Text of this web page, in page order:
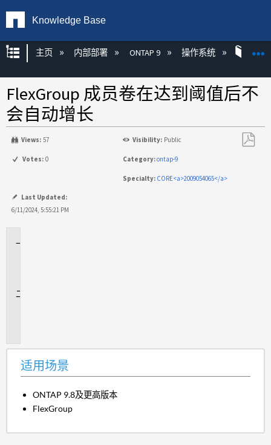
Knowledge Base
扩展/隐缩全局层次
主页 内部部署 ONTAP 9 操作系统
FlexGroup 成员卷在达到阈值后不
会自动增长
Views: 57 Visibility: Public
Votes: 0 Category:ontap-9
Specialty: CORE<a>2009054065</a>
Last Updated:
6/11/2024, 5:55:21 PM
适用场景
ONTAP 9.8及更高版本
FlexGroup